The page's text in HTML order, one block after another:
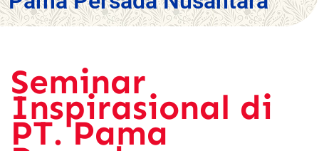
Seminar
Inspirasional di
PT. Pama